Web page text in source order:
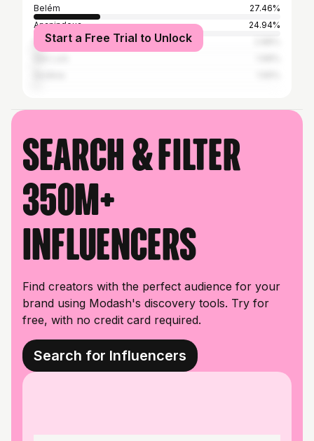
Belém
27.46%
Ananindeua
24.94%
São Paulo
Start a Free Trial to Unlock
Search & filter
350M+
influencers
Find creators with the perfect audience for your
brand using Modash's discovery tools. Try for
free, with no credit card required.
Search for Influencers